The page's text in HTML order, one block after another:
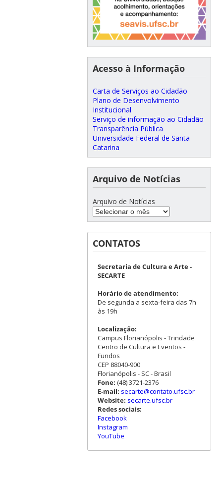
Acesso à Informação
Carta de Serviços ao Cidadão
Plano de Desenvolvimento
Institucional
Serviço de informação ao Cidadão
Transparência Pública
Universidade Federal de Santa
Catarina
Arquivo de Notícias
Arquivo de Notícias
CONTATOS
Secretaria de Cultura e Arte -
SECARTE
Horário de atendimento:
De segunda a sexta-feira das 7h
às 19h
Localização:
Campus Florianópolis - Trindade
Centro de Cultura e Eventos -
Fundos
CEP 88040-900
Florianópolis - SC - Brasil
Fone: (48) 3721-2376
E-mail: secarte@contato.ufsc.br
Website: secarte.ufsc.br
Redes sociais:
Facebook
Instagram
YouTube